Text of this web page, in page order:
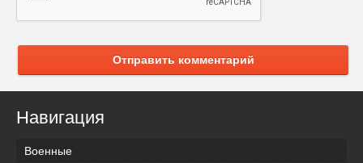
Отправить комментарий
Навигация
Военные